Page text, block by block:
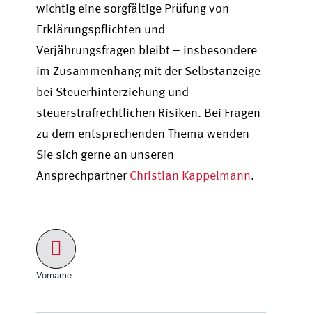
wichtig eine sorgfältige Prüfung von
Erklärungspflichten und
Verjährungsfragen bleibt – insbesondere
im Zusammenhang mit der Selbstanzeige
bei Steuerhinterziehung und
steuerstrafrechtlichen Risiken. Bei Fragen
zu dem entsprechenden Thema wenden
Sie sich gerne an unseren
Ansprechpartner Christian Kappelmann.